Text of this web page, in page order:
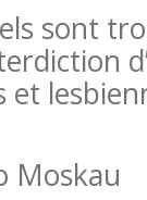
sont
et
Moskau